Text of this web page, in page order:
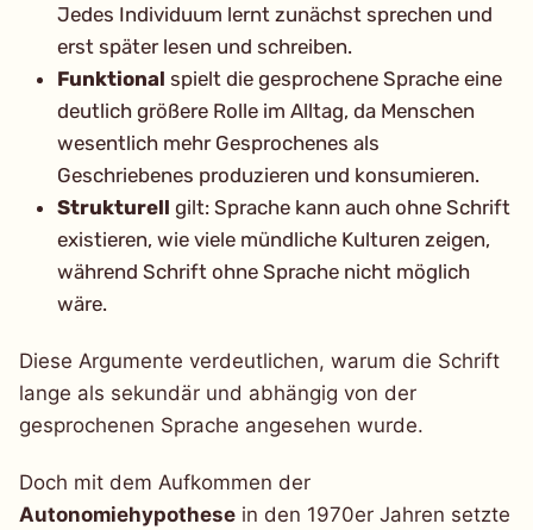
Jedes Individuum lernt zunächst sprechen und
erst später lesen und schreiben.
Funktional spielt die gesprochene Sprache eine
deutlich größere Rolle im Alltag, da Menschen
wesentlich mehr Gesprochenes als
Geschriebenes produzieren und konsumieren.
Strukturell gilt: Sprache kann auch ohne Schrift
existieren, wie viele mündliche Kulturen zeigen,
während Schrift ohne Sprache nicht möglich
wäre.
Diese Argumente verdeutlichen, warum die Schrift
lange als sekundär und abhängig von der
gesprochenen Sprache angesehen wurde.
Doch mit dem Aufkommen der
Autonomiehypothese in den 1970er Jahren setzte